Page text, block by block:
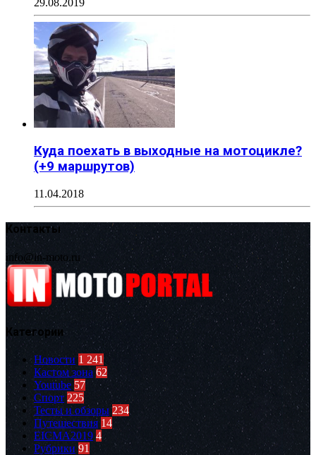
Куда поехать в выходные на мотоцикле?
(+9 маршрутов)
11.04.2018
Контакты
info@in-moto.ru
Категории
Новости 1 241
Кастом зона 62
Youtube 57
Спорт 225
Тесты и обзоры 234
Путешествия 14
EICMA2019 4
Рубрики 91